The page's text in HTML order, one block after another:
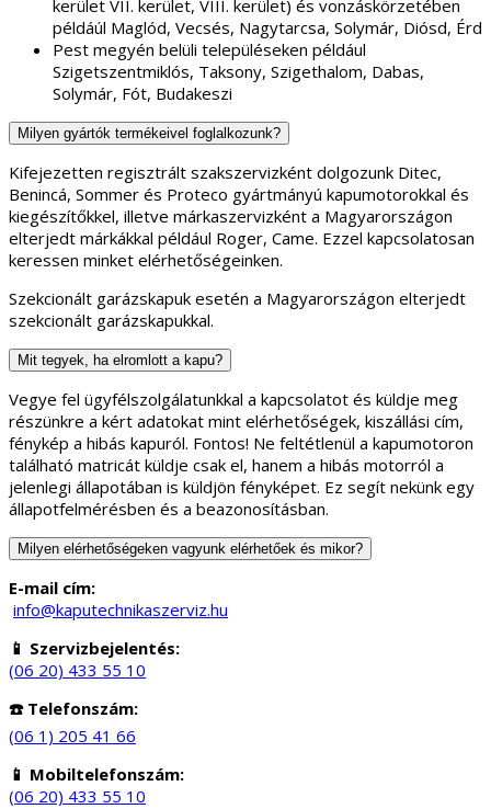
kerület VII. kerület, VIII. kerület) és vonzáskörzetében
példáúl Maglód, Vecsés, Nagytarcsa, Solymár, Diósd, Érd
Pest megyén belüli településeken például
Szigetszentmiklós, Taksony, Szigethalom, Dabas,
Solymár, Fót, Budakeszi
Milyen gyártók termékeivel foglalkozunk?
Kifejezetten regisztrált szakszervizként dolgozunk Ditec,
Benincá, Sommer és Proteco gyártmányú kapumotorokkal és
kiegészítőkkel, illetve márkaszervizként a Magyarországon
elterjedt márkákkal például Roger, Came. Ezzel kapcsolatosan
keressen minket elérhetőségeinken.
Szekcionált garázskapuk esetén a Magyarországon elterjedt
szekcionált garázskapukkal.
Mit tegyek, ha elromlott a kapu?
Vegye fel ügyfélszolgálatunkkal a kapcsolatot és küldje meg
részünkre a kért adatokat mint elérhetőségek, kiszállási cím,
fénykép a hibás kapuról. Fontos! Ne feltétlenül a kapumotoron
található matricát küldje csak el, hanem a hibás motorról a
jelenlegi állapotában is küldjön fényképet. Ez segít nekünk egy
állapotfelmérésben és a beazonosításban.
Milyen elérhetőségeken vagyunk elérhetőek és mikor?
E-mail cím:
info@kaputechnikaszerviz.hu
📱 Szervizbejelentés:
(06 20) 433 55 10
☎️ Telefonszám:
(06 1) 205 41 66
📱 Mobiltelefonszám:
(06 20) 433 55 10